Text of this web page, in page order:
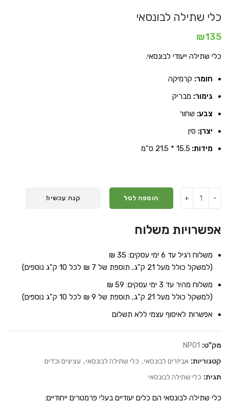
כלי שתילה לבונסאי
₪135
כלי שתילה ייעודי לבונסאי.
חומר: קרמיקה
גימור: מבריק
צבע: שחור
יצרן: סין
מידות: 15.5 * 21.5 ס"מ
הוספה לסל קנה עכשיו!
אפשרויות משלוח
משלוח רגיל עד 6 ימי עסקים: 35 ₪
(למשקל כולל מעל 21 ק"ג, תוספת של 7 ₪ לכל 10 ק"ג נוספים)
משלוח מהיר עד 3 ימי עסקים: 59 ₪
(למשקל כולל מעל 21 ק"ג, תוספת של 9 ₪ לכל 10 ק"ג נוספים)
אפשרות לאיסוף עצמי ללא תשלום
מק"ט: NP01
קטגוריות: אביזרים לבונסאי, כלי שתילה לבונסאי, עציצים וכדים
תגית: כלי שתילה לבונסאי
כלי שתילה לבונסאי הם כלים יעודיים בעלי פרמטרים ייחודיים: